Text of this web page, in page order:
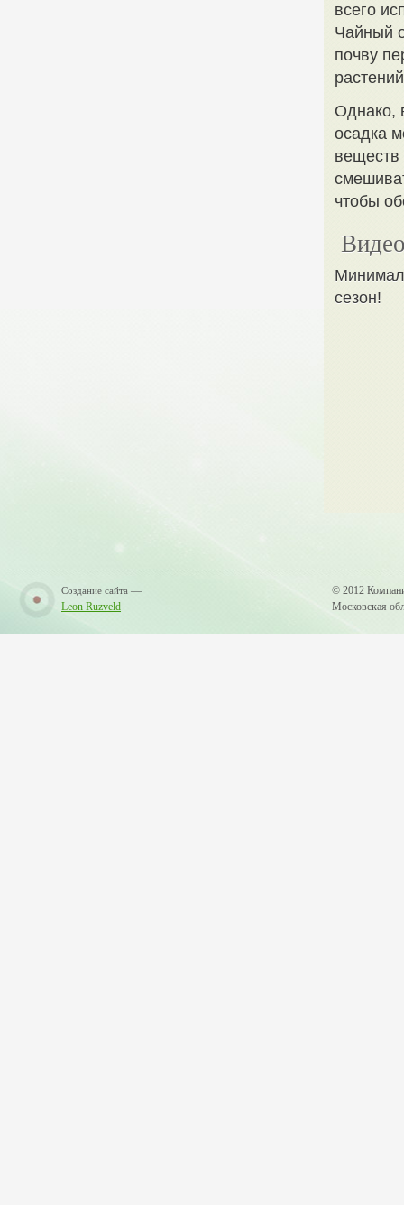
всего
Чайный
почву
Однако,
осадка
веществ
чтобы
сезон!
Создание сайта —
Leon Ruzveld
© 2012
Московская